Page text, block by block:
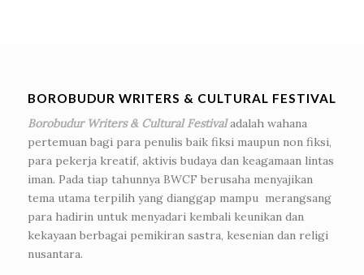
BOROBUDUR WRITERS & CULTURAL FESTIVAL
Borobudur Writers & Cultural Festivaladalah wahana
pertemuan bagi para penulis baik fiksi maupun non fiksi,
para pekerja kreatif, aktivis budaya dan keagamaan lintas
iman. Pada tiap tahunnya BWCF berusaha menyajikan
tema utama terpilih yang dianggap mampu merangsang
para hadirin untuk menyadari kembali keunikan dan
kekayaan berbagai pemikiran sastra, kesenian dan religi
nusantara.